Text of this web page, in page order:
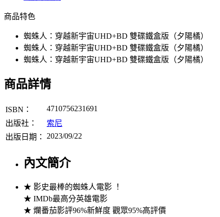
商品特色
蜘蛛人：穿越新宇宙UHD+BD 雙碟鐵盒版（夕陽橘）
蜘蛛人：穿越新宇宙UHD+BD 雙碟鐵盒版（夕陽橘）
蜘蛛人：穿越新宇宙UHD+BD 雙碟鐵盒版（夕陽橘）
商品詳情
ISBN：
4710756231691
出版社：
索尼
出版日期：
2023/09/22
內文簡介
★ 影史最棒的蜘蛛人電影 ！
★ IMDb最高分英雄電影
★ 爛番茄影評96%新鮮度 觀眾95%高評價